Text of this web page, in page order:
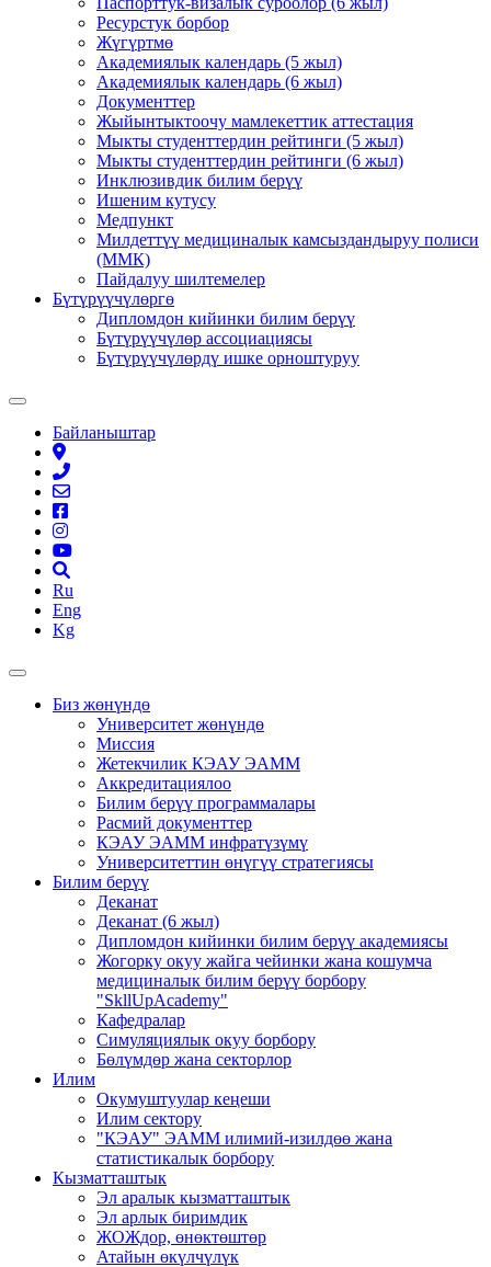
Ресурстук борбор
Жүгүртмө
Академиялык календарь (5 жыл)
Академиялык календарь (6 жыл)
Документтер
Жыйынтыктоочу мамлекеттик аттестация
Мыкты студенттердин рейтинги (5 жыл)
Мыкты студенттердин рейтинги (6 жыл)
Инклюзивдик билим берүү
Ишеним кутусу
Медпункт
Милдеттүү медициналык камсыздандыруу полиси
(ММК)
Пайдалуу шилтемелер
Бүтүрүүчүлөргө
Дипломдон кийинки билим берүү
Бүтүрүүчүлөр ассоциациясы
Бүтүрүүчүлөрдү ишке орноштуруу
Байланыштар
Ru
Eng
Kg
Биз жөнүндө
Университет жөнүндө
Миссия
Жетекчилик КЭАУ ЭАММ
Аккредитациялоо
Билим берүү программалары
Расмий документтер
КЭАУ ЭАММ инфратүзүмү
Университеттин өнүгүү стратегиясы
Билим берүү
Деканат
Деканат (6 жыл)
Дипломдон кийинки билим берүү академиясы
Жогорку окуу жайга чейинки жана кошумча
медициналык билим берүү борбору
"SkllUpAcademy"
Кафедралар
Симуляциялык окуу борбору
Бөлүмдөр жана секторлор
Илим
Окумуштуулар кеңеши
Илим сектору
"КЭАУ" ЭАММ илимий-изилдөө жана
статистикалык борбору
Кызматташтык
Эл аралык кызматташтык
Эл арлык биримдик
ЖОЖдор, өнөктөштөр
Атайын өкүлчүлүк